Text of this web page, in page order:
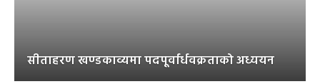
सीताहरण खण्डकाव्यमा पदपूर्वार्धवक्रताको अध्ययन